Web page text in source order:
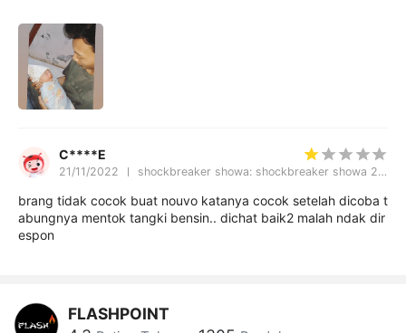
C****E
21/11/2022 shockbreaker showa: shockbreaker showa 280
brang tidak cocok buat nouvo katanya cocok setelah dicoba t
abungnya mentok tangki bensin.. dichat baik2 malah ndak dir
espon
FLASHPOINT